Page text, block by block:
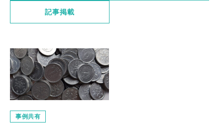
記事掲載
事例共有